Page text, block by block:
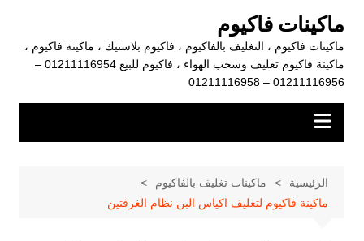
المحتوى
ماكينات فاكيوم
ماكينات فاكيوم ، التغليف بالفاكيوم ، فاكيوم بلاستيك ، ماكينة فاكيوم ،
ماكينة فاكيوم تغليف وسحب الهواء ، فاكيوم للبيع 01211116954 –
01211116956 – 01211116958
الرئيسية
ماكينات تغليف بالفاكيوم
‏ماكينة فاكيوم لتغليف اكياس البن نظام الغرفتين